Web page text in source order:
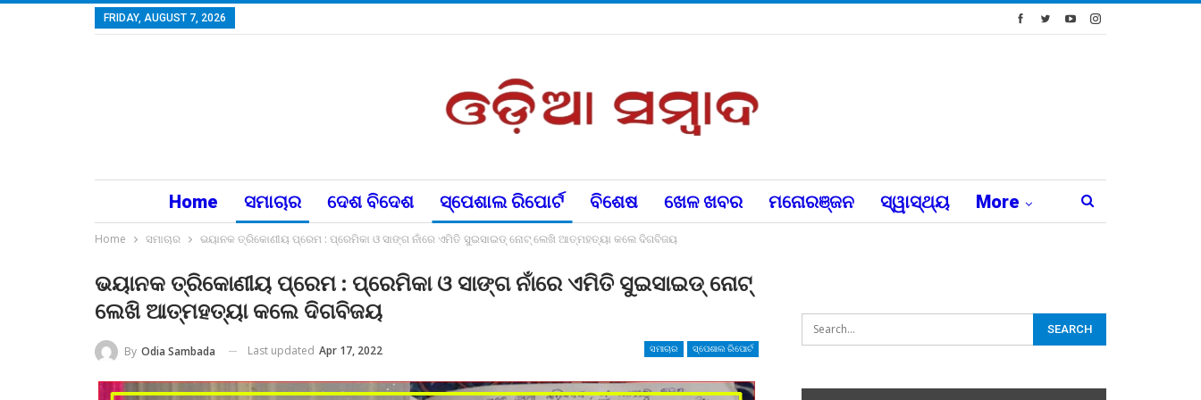
FRIDAY, AUGUST 7, 2026
Home ସମାଚାର ଦେଶ ବିଦେଶ ସ୍ପେଶାଲ ରିପୋର୍ଟ ବିଶେଷ ଖେଳ ଖବର ମନୋରଞ୍ଜନ ସ୍ୱାସ୍ଥ୍ୟ More
Home ସମାଚାର ଭୟାନକ ତ୍ରିକୋଣୀୟ ପ୍ରେମ : ପ୍ରେମିକା ଓ ସାଙ୍ଗ ନାଁରେ ଏମିତି ସୁଇସାଇଡ୍ ନୋଟ୍ ଲେଖି ଆତ୍ମହତ୍ୟା କଲେ ଦିଗବିଜୟ
ଭୟାନକ ତ୍ରିକୋଣୀୟ ପ୍ରେମ : ପ୍ରେମିକା ଓ ସାଙ୍ଗ ନାଁରେ ଏମିତି ସୁଇସାଇଡ୍ ନୋଟ୍
ଲେଖି ଆତ୍ମହତ୍ୟା କଲେ ଦିଗବିଜୟ
ସମାଚାର ସ୍ପେଶାଲ ରିପୋର୍ଟ
By Odia Sambada Last updated Apr 17, 2022